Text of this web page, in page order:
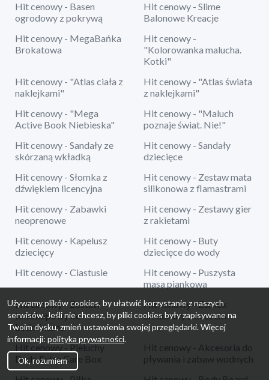
Hit cenowy - Basen
ogrodowy z pokrywą
Hit cenowy - Slime
Balonowe Kreacje
Hit cenowy - MegaBańka
Brokatowa
Hit cenowy -
"Kolorowanka malucha.
Kotki"
Hit cenowy - "Atlas ciała z
naklejkami"
Hit cenowy - "Atlas świata
z naklejkami"
Hit cenowy - "Mega
Active Book Niebieska"
Hit cenowy - "Maluch
poznaje świat. Nie!"
Hit cenowy - Sandały ze
skórzaną wkładką
Hit cenowy - Sandały
dziecięce
Hit cenowy - Słomka z
dźwiękiem licencyjna
Hit cenowy - Zestaw mata
silikonowa z flamastrami
Hit cenowy - Zabawki
neoprenowe
Hit cenowy - Zestawy gier
z rakietami
Hit cenowy - Kapelusz
dziecięcy
Hit cenowy - Buty
dziecięce do wody
Hit cenowy - Ciastusie
Hit cenowy - Puszysta
masa piankowa
Hit cenowy - Zestaw
teleskopowy do
badmintona
Hit cenowy - Zamek
dmuchany z koszem
Hit cenowy - Pieluchy
Dada Extra Care Box
Hit cenowy - Akcesoria do
pływania i zabaw wodnych
Używamy plików cookies, by ułatwić korzystanie z naszych
serwisów. Jeśli nie chcesz, by pliki cookies były zapisywane na
Twoim dysku, zmień ustawienia swojej przeglądarki. Więcej
informacji: polityka prywatności.
Ok, rozumiem